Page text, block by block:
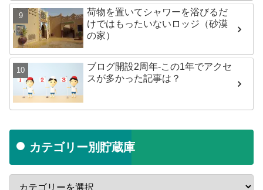
荷物を置いてシャワーを浴びるだ
けではもったいないロッジ（砂漠
の家）
ブログ開設2周年-この1年でアクセ
スが多かった記事は？
カテゴリー別貯蔵庫